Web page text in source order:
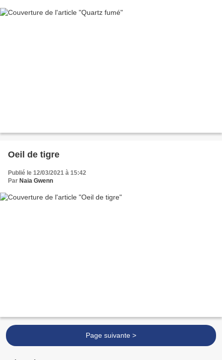
Oeil de tigre
Publié le 12/03/2021 à 15:42
Par Naia Gwenn
Page suivante >